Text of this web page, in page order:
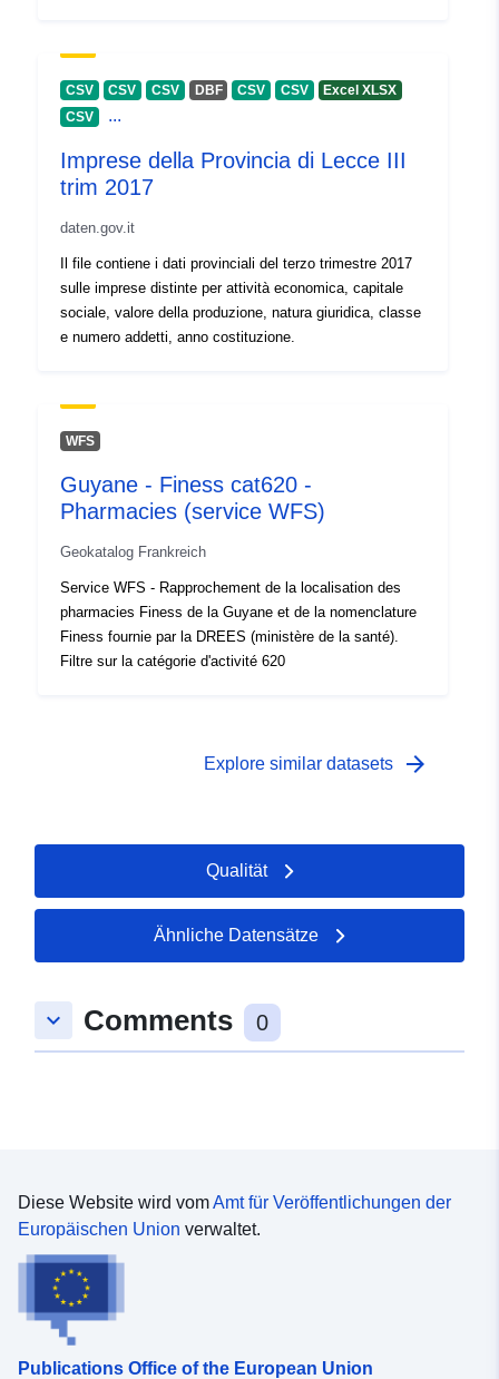
CSV CSV CSV DBF CSV CSV
Excel XLSX
CSV
...
Imprese della Provincia di Lecce III
trim 2017
daten.gov.it
Il file contiene i dati provinciali del terzo trimestre 2017
sulle imprese distinte per attività economica, capitale
sociale, valore della produzione, natura giuridica, classe
e numero addetti, anno costituzione.
WFS
Guyane - Finess cat620 -
Pharmacies (service WFS)
Geokatalog Frankreich
Service WFS - Rapprochement de la localisation des
pharmacies Finess de la Guyane et de la nomenclature
Finess fournie par la DREES (ministère de la santé).
Filtre sur la catégorie d'activité 620
Explore similar datasets arrow_forward
Qualität
Ähnliche Datensätze
keyboard_arrow_down Comments 0
Diese Website wird vomAmt für Veröffentlichungen der
Europäischen Union verwaltet.
Publications Office of the European Union